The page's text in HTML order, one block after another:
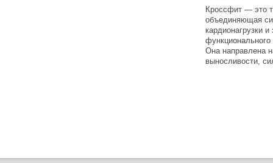
Кроссфит — это
объединяющая
кардионагрузки
Она направлена
выносливости,